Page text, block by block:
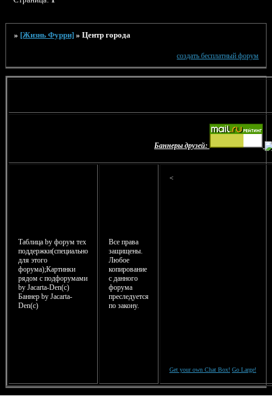
» [Жизнь Фурри] » Центр города
создать бесплатный форум
Баннеры друзей:
Таблица by форум тех
поддержки(специально
для этого
форума);Картинки
рядом с подфорумами
by Jacarta-Den(c)
Баннер by Jacarta-
Den(с)
Все права
защищены.
Любое
копирование
с данного
форума
преследуется
по закону.
<
Get your own Chat Box! Go Large!